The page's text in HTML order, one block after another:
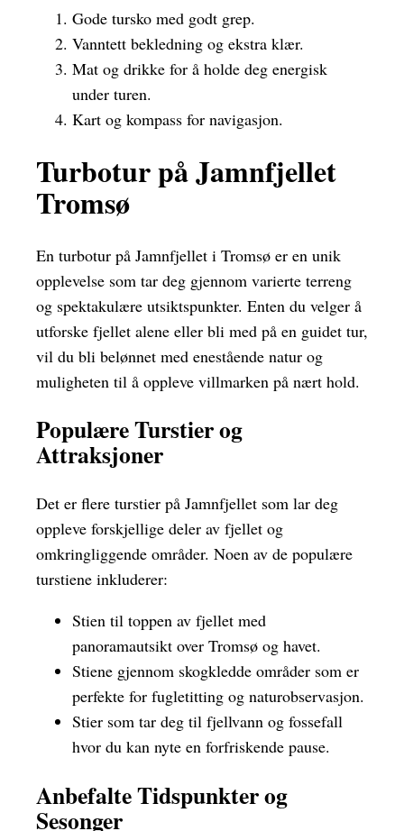
Gode tursko med godt grep.
Vanntett bekledning og ekstra klær.
Mat og drikke for å holde deg energisk
under turen.
Kart og kompass for navigasjon.
Turbotur på Jamnfjellet
Tromsø
En turbotur på Jamnfjellet i Tromsø er en unik
opplevelse som tar deg gjennom varierte terreng
og spektakulære utsiktspunkter. Enten du velger å
utforske fjellet alene eller bli med på en guidet tur,
vil du bli belønnet med enestående natur og
muligheten til å oppleve villmarken på nært hold.
Populære Turstier og
Attraksjoner
Det er flere turstier på Jamnfjellet som lar deg
oppleve forskjellige deler av fjellet og
omkringliggende områder. Noen av de populære
turstiene inkluderer:
Stien til toppen av fjellet med
panoramautsikt over Tromsø og havet.
Stiene gjennom skogkledde områder som er
perfekte for fugletitting og naturobservasjon.
Stier som tar deg til fjellvann og fossefall
hvor du kan nyte en forfriskende pause.
Anbefalte Tidspunkter og
Sesonger